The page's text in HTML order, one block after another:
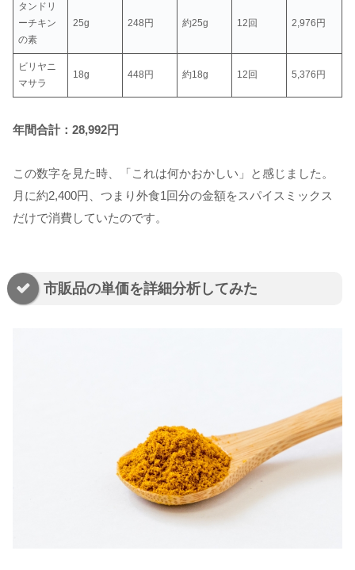
タンドリ
ーチキン
の素
25g 248円 約25g 12回 2,976円
ビリヤニ
マサラ
18g 448円 約18g 12回 5,376円
年間合計：28,992円
この数字を見た時、「これは何かおかしい」と感じました。
月に約2,400円、つまり外食1回分の金額をスパイスミックス
だけで消費していたのです。
市販品の単価を詳細分析してみた